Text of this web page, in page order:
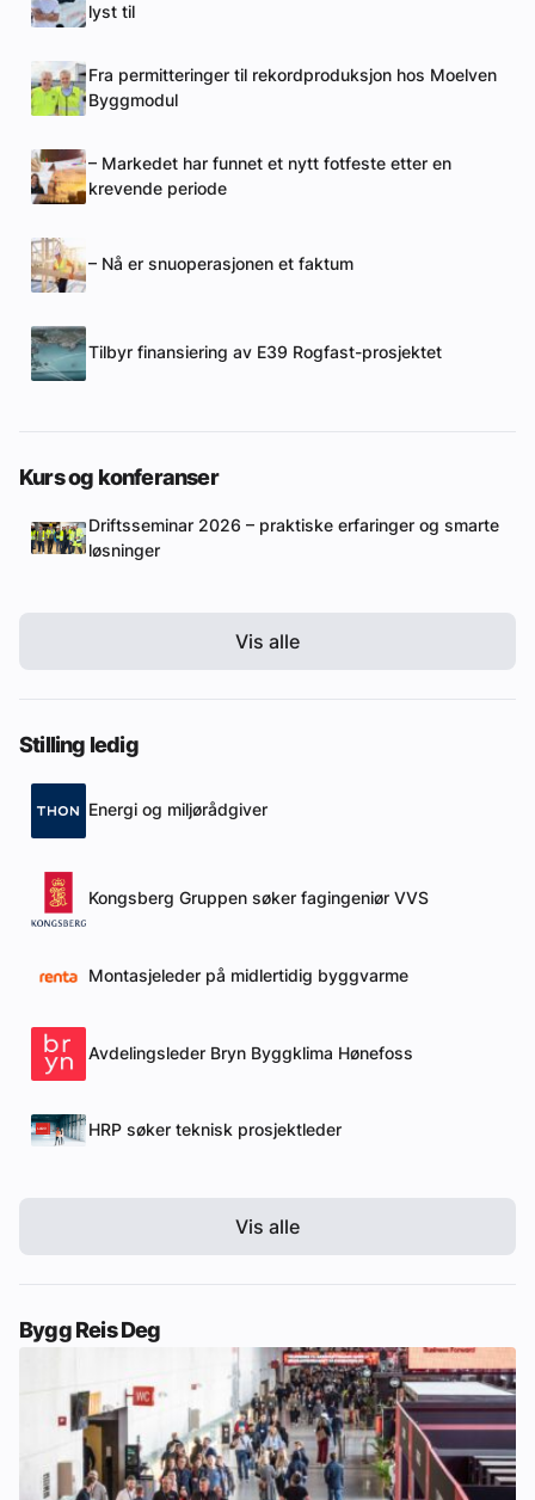
lyst til
Fra permitteringer til rekordproduksjon hos Moelven
Byggmodul
– Markedet har funnet et nytt fotfeste etter en
krevende periode
– Nå er snuoperasjonen et faktum
Tilbyr finansiering av E39 Rogfast-prosjektet
Kurs og konferanser
Driftsseminar 2026 – praktiske erfaringer og smarte
løsninger
Vis alle
Stilling ledig
Energi og miljørådgiver
Kongsberg Gruppen søker fagingeniør VVS
Montasjeleder på midlertidig byggvarme
Avdelingsleder Bryn Byggklima Hønefoss
HRP søker teknisk prosjektleder
Vis alle
Bygg Reis Deg